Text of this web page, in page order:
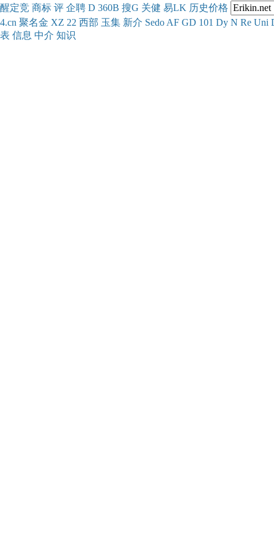
醒定竞 商标 评 企聘 D 360B 搜G 关健 易LK 历史价格
4.cn 聚名金 XZ 22 西部 玉集 新介 Sedo AF GD 101 Dy N Re Uni
表 信息 中介 知识